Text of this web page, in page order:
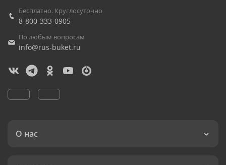
Бесплатно. Круглосуточно
8-800-333-0905
По любым вопросам
info@rus-buket.ru
О нас